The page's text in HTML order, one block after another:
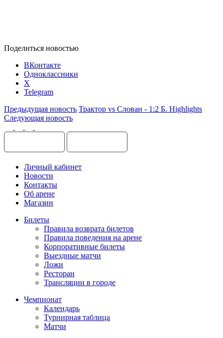
Поделиться новостью
ВКонтакте
Одноклассники
X
Telegram
Предыдущая новость Трактор vs Слован - 1:2 Б. Highlights
Следующая новость
Личный кабинет
Новости
Контакты
Об арене
Магазин
Билеты
Правила возврата билетов
Правила поведения на арене
Корпоративные билеты
Выездные матчи
Ложи
Ресторан
Трансляции в городе
Чемпионат
Календарь
Турнирная таблица
Матчи